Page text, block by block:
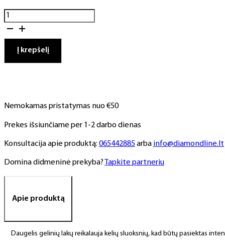
produkto
kiekis:
gelinis
lakas,
Į krepšelį
Nemokamas pristatymas nuo €50
Prekes išsiunčiame per 1-2 darbo dienas
Konsultacija apie produktą: 065442885arba info@diamondline.lt
Domina didmeninė prekyba? Tapkite partneriu
Apie produktą
Daugelis gelinių lakų reikalauja kelių sluoksnių, kad būtų pasiektas